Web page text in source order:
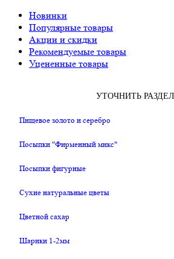
Новинки
Популярные товары
Акции и скидки
Рекомендуемые товары
Уцененные товары
УТОЧНИТЬ РАЗДЕЛ
Пищевое золото и серебро
Посыпки "Фирменный микс"
Посыпки фигурные
Сухие натуральные цветы
Цветной сахар
Шарики 1-2мм